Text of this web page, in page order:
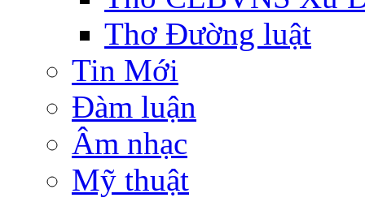
Thơ Đường luật
Tin Mới
Đàm luận
Âm nhạc
Mỹ thuật